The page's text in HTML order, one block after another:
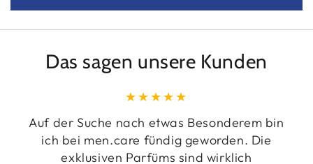
Das sagen unsere Kunden
Auf der Suche nach etwas Besonderem bin
ich bei men.care fündig geworden. Die
exklusiven Parfüms sind wirklich